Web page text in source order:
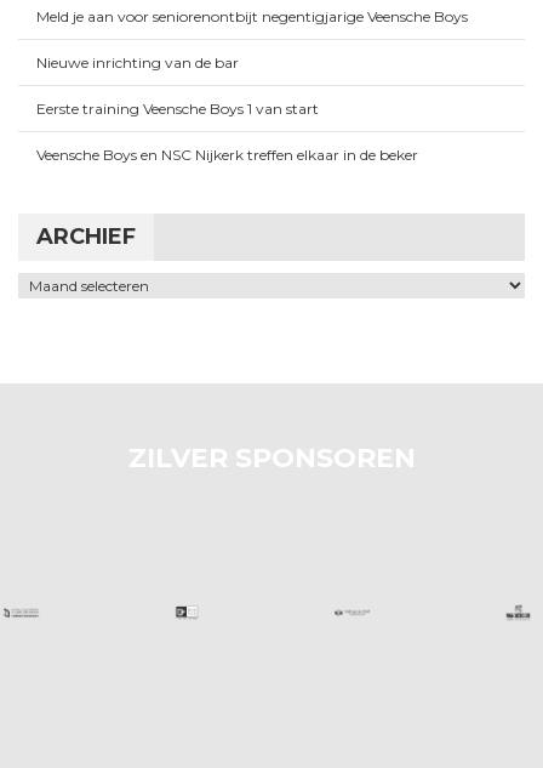
Meld je aan voor seniorenontbijt negentigjarige Veensche Boys
Nieuwe inrichting van de bar
Eerste training Veensche Boys 1 van start
Veensche Boys en NSC Nijkerk treffen elkaar in de beker
ARCHIEF
Archief
ZILVER SPONSOREN